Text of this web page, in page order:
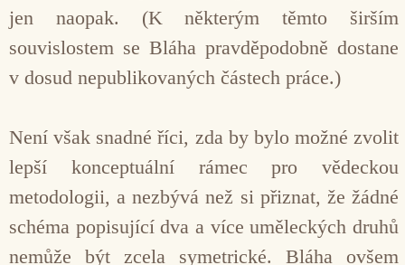
jen naopak. (K některým těmto širším
souvislostem se Bláha pravděpodobně dostane
v dosud nepublikovaných částech práce.)
Není však snadné říci, zda by bylo možné zvolit
lepší konceptuální rámec pro vědeckou
metodologii, a nezbývá než si přiznat, že žádné
schéma popisující dva a více uměleckých druhů
nemůže být zcela symetrické. Bláha ovšem